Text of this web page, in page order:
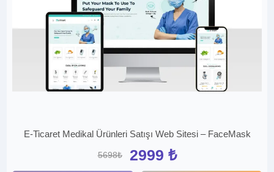
E-Ticaret Medikal Ürünleri Satışı Web Sitesi – FaceMask
5698₺ 2999 ₺